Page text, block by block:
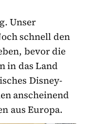
Unser
schnell den
bevor die
in das Land
Disney-
anscheinend
aus Europa.